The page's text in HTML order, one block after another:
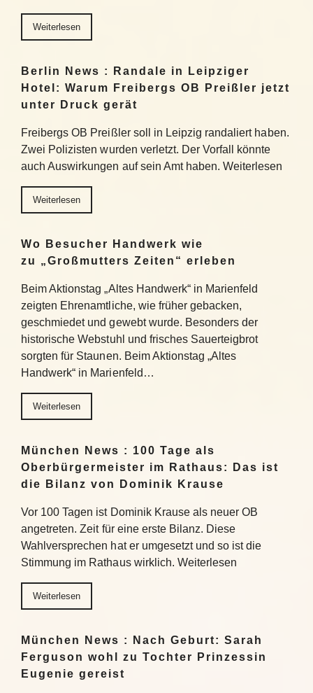
Weiterlesen
Berlin News : Randale in Leipziger
Hotel: Warum Freibergs OB Preißler jetzt
unter Druck gerät
Freibergs OB Preißler soll in Leipzig randaliert haben.
Zwei Polizisten wurden verletzt. Der Vorfall könnte
auch Auswirkungen auf sein Amt haben. Weiterlesen
Weiterlesen
Wo Besucher Handwerk wie
zu „Großmutters Zeiten“ erleben
Beim Aktionstag „Altes Handwerk“ in Marienfeld
zeigten Ehrenamtliche, wie früher gebacken,
geschmiedet und gewebt wurde. Besonders der
historische Webstuhl und frisches Sauerteigbrot
sorgten für Staunen. Beim Aktionstag „Altes
Handwerk“ in Marienfeld…
Weiterlesen
München News : 100 Tage als
Oberbürgermeister im Rathaus: Das ist
die Bilanz von Dominik Krause
Vor 100 Tagen ist Dominik Krause als neuer OB
angetreten. Zeit für eine erste Bilanz. Diese
Wahlversprechen hat er umgesetzt und so ist die
Stimmung im Rathaus wirklich. Weiterlesen
Weiterlesen
München News : Nach Geburt: Sarah
Ferguson wohl zu Tochter Prinzessin
Eugenie gereist